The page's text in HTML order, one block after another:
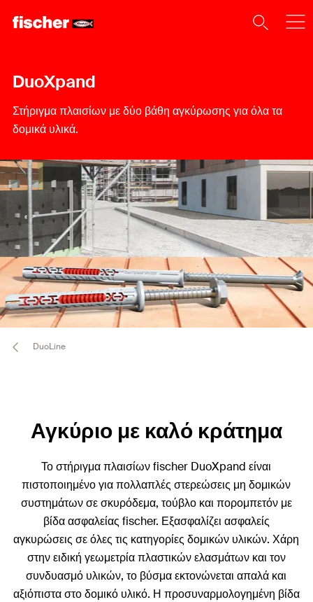
DuoXpand
Στήριγμα πλαισίων με δύο βάθη αγκύρωσης για όλα τα
δομικά υλικά.
DuoLine
Αγκύριο με καλό κράτημα
Το στήριγμα πλαισίων fischer DuoXpand είναι
πιστοποιημένο για πολλαπλές στερεώσεις μη δομικών
συστημάτων σε σκυρόδεμα, τούβλο και πορομπετόν με
βίδα ασφαλείας fischer. Εξασφαλίζει ασφαλείς
αγκυρώσεις σε όλες τις κατηγορίες δομικών υλικών. Χάρη
στην ειδική γεωμετρία πλαστικών ελασμάτων και τον
συνδυασμό υλικών, το βύσμα εκτονώνεται απαλά και
αξιόπιστα στο δομικό υλικό. Η προσυναρμολογημένη βίδα